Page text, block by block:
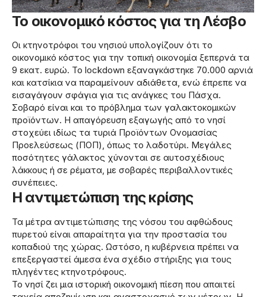
Το οικονομικό κόστος για τη Λέσβο
Οι κτηνοτρόφοι του νησιού υπολογίζουν ότι το
οικονομικό κόστος για την τοπική οικονομία ξεπερνά τα
9 εκατ. ευρώ. Το lockdown εξαναγκάστηκε 70.000 αρνιά
και κατσίκια να παραμείνουν αδιάθετα, ενώ έπρεπε να
εισαγάγουν σφάγια για τις ανάγκες του Πάσχα.
Σοβαρό είναι και το πρόβλημα των γαλακτοκομικών
προϊόντων. Η απαγόρευση εξαγωγής από το νησί
στοχεύει ιδίως τα τυριά Προϊόντων Ονομασίας
Προελεύσεως (ΠΟΠ), όπως το λαδοτύρι. Μεγάλες
ποσότητες γάλακτος χύνονται σε αυτοσχέδιους
λάκκους ή σε ρέματα, με σοβαρές περιβαλλοντικές
συνέπειες.
Η αντιμετώπιση της κρίσης
Τα μέτρα αντιμετώπισης της νόσου του αφθώδους
πυρετού είναι απαραίτητα για την προστασία του
κοπαδιού της χώρας. Ωστόσο, η κυβέρνεια πρέπει να
επεξεργαστεί άμεσα ένα σχέδιο στήριξης για τους
πληγέντες κτηνοτρόφους.
Το νησί ζει μια ιστορική οικονομική πίεση που απαιτεί